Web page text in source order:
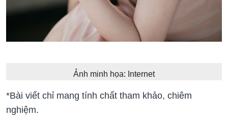
Ảnh minh họa: Internet
*Bài viết chỉ mang tính chất tham khảo, chiêm
nghiệm.